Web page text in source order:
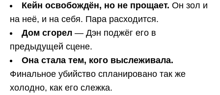
Кейн освобождён, но не прощает. Он зол и
на неё, и на себя. Пара расходится.
Дом сгорел — Дэн поджёг его в
предыдущей сцене.
Она стала тем, кого выслеживала.
Финальное убийство спланировано так же
холодно, как его слежка.